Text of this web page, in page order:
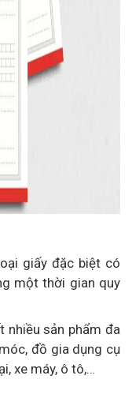
giấy đặc biệt có
một thời gian quy
nhiều sản phẩm đa
đồ gia dụng cụ
xe máy, ô tô,…